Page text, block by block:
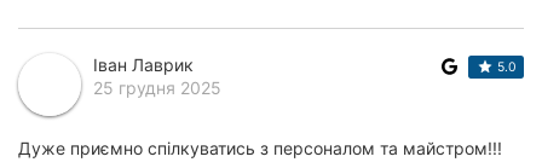
Іван Лаврик
25 грудня 2025
5.0
Дуже приємно спілкуватись з персоналом та майстром!!!